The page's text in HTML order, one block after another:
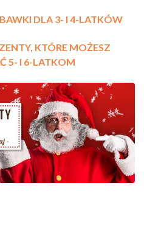
DLA 3- I 4-LATKÓW
KTÓRE MOŻESZ
5- I 6-LATKOM